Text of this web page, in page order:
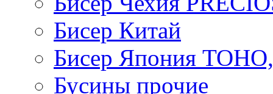
Бисер Китай
Бисер Япония
Бусины прочие